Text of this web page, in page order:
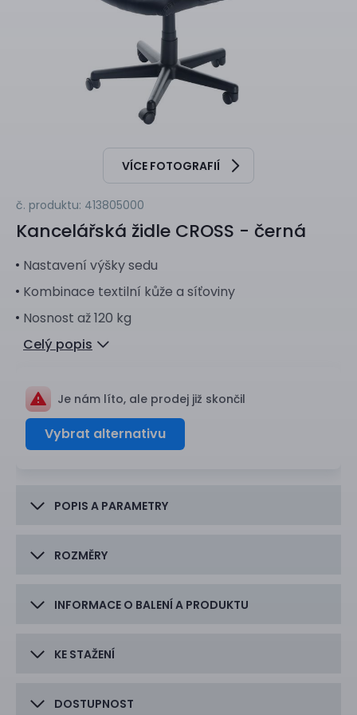
VÍCE FOTOGRAFIÍ
č. produktu: 413805000
Kancelářská židle CROSS - černá
Nastavení výšky sedu
Kombinace textilní kůže a síťoviny
Nosnost až 120 kg
Celý popis
Je nám líto, ale prodej již skončil
Vybrat alternativu
POPIS A PARAMETRY
ROZMĚRY
INFORMACE O BALENÍ A PRODUKTU
KE STAŽENÍ
DOSTUPNOST